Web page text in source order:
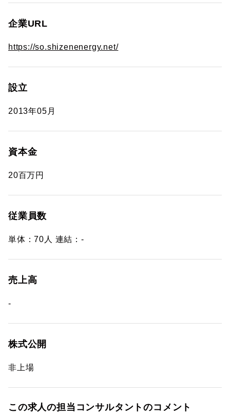
企業URL
https://so.shizenenergy.net/
設立
2013年05月
資本金
20百万円
従業員数
単体：70人 連結：-
売上高
-
株式公開
非上場
この求人の担当コンサルタントのコメント